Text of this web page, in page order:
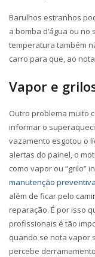
Barulhos estranhos
a bomba d’água ou
temperatura também
carro para que, ao
Vapor e
Outro problema muito
informar o
vazamento esgotou o
alertas do painel, o
como vapor ou “grilo”
manutenção preventiva
além de ficar pelo
reparação. É por isso
profissionais é tão
quando se nota vapor
percebe